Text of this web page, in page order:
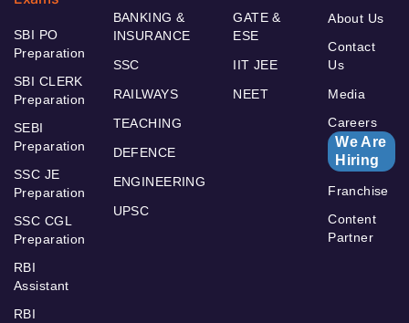
SBI PO
Preparation
SBI CLERK
Preparation
SEBI
Preparation
SSC JE
Preparation
SSC CGL
Preparation
RBI
Assistant
RBI
BANKING &
INSURANCE
SSC
RAILWAYS
TEACHING
DEFENCE
ENGINEERING
UPSC
GATE &
ESE
IIT JEE
NEET
About Us
Contact
Us
Media
Careers
We Are
Hiring
Franchise
Content
Partner